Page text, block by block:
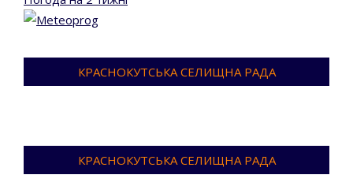
КРАСНОКУТСЬКА СЕЛИЩНА РАДА
КРАСНОКУТСЬКА СЕЛИЩНА РАДА